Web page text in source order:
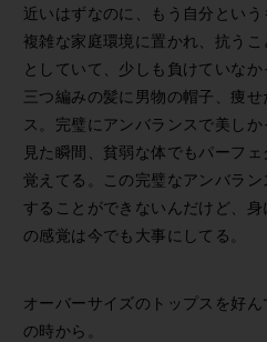
近いはずなのに、もう自分とい
複雑な家庭環境に置かれ、抗う
としていて、少しも負けていなか
三つ編みの髪に男物の帽子、痩
ス。完璧にアンバランスで美しか
見た瞬間、貧弱な体でもパーフ
覚えてる。この完璧なアンバラ
することができないんだけど、
の感覚は今でも大事にしてる。
オーバーサイズのトップスを好
の時から。